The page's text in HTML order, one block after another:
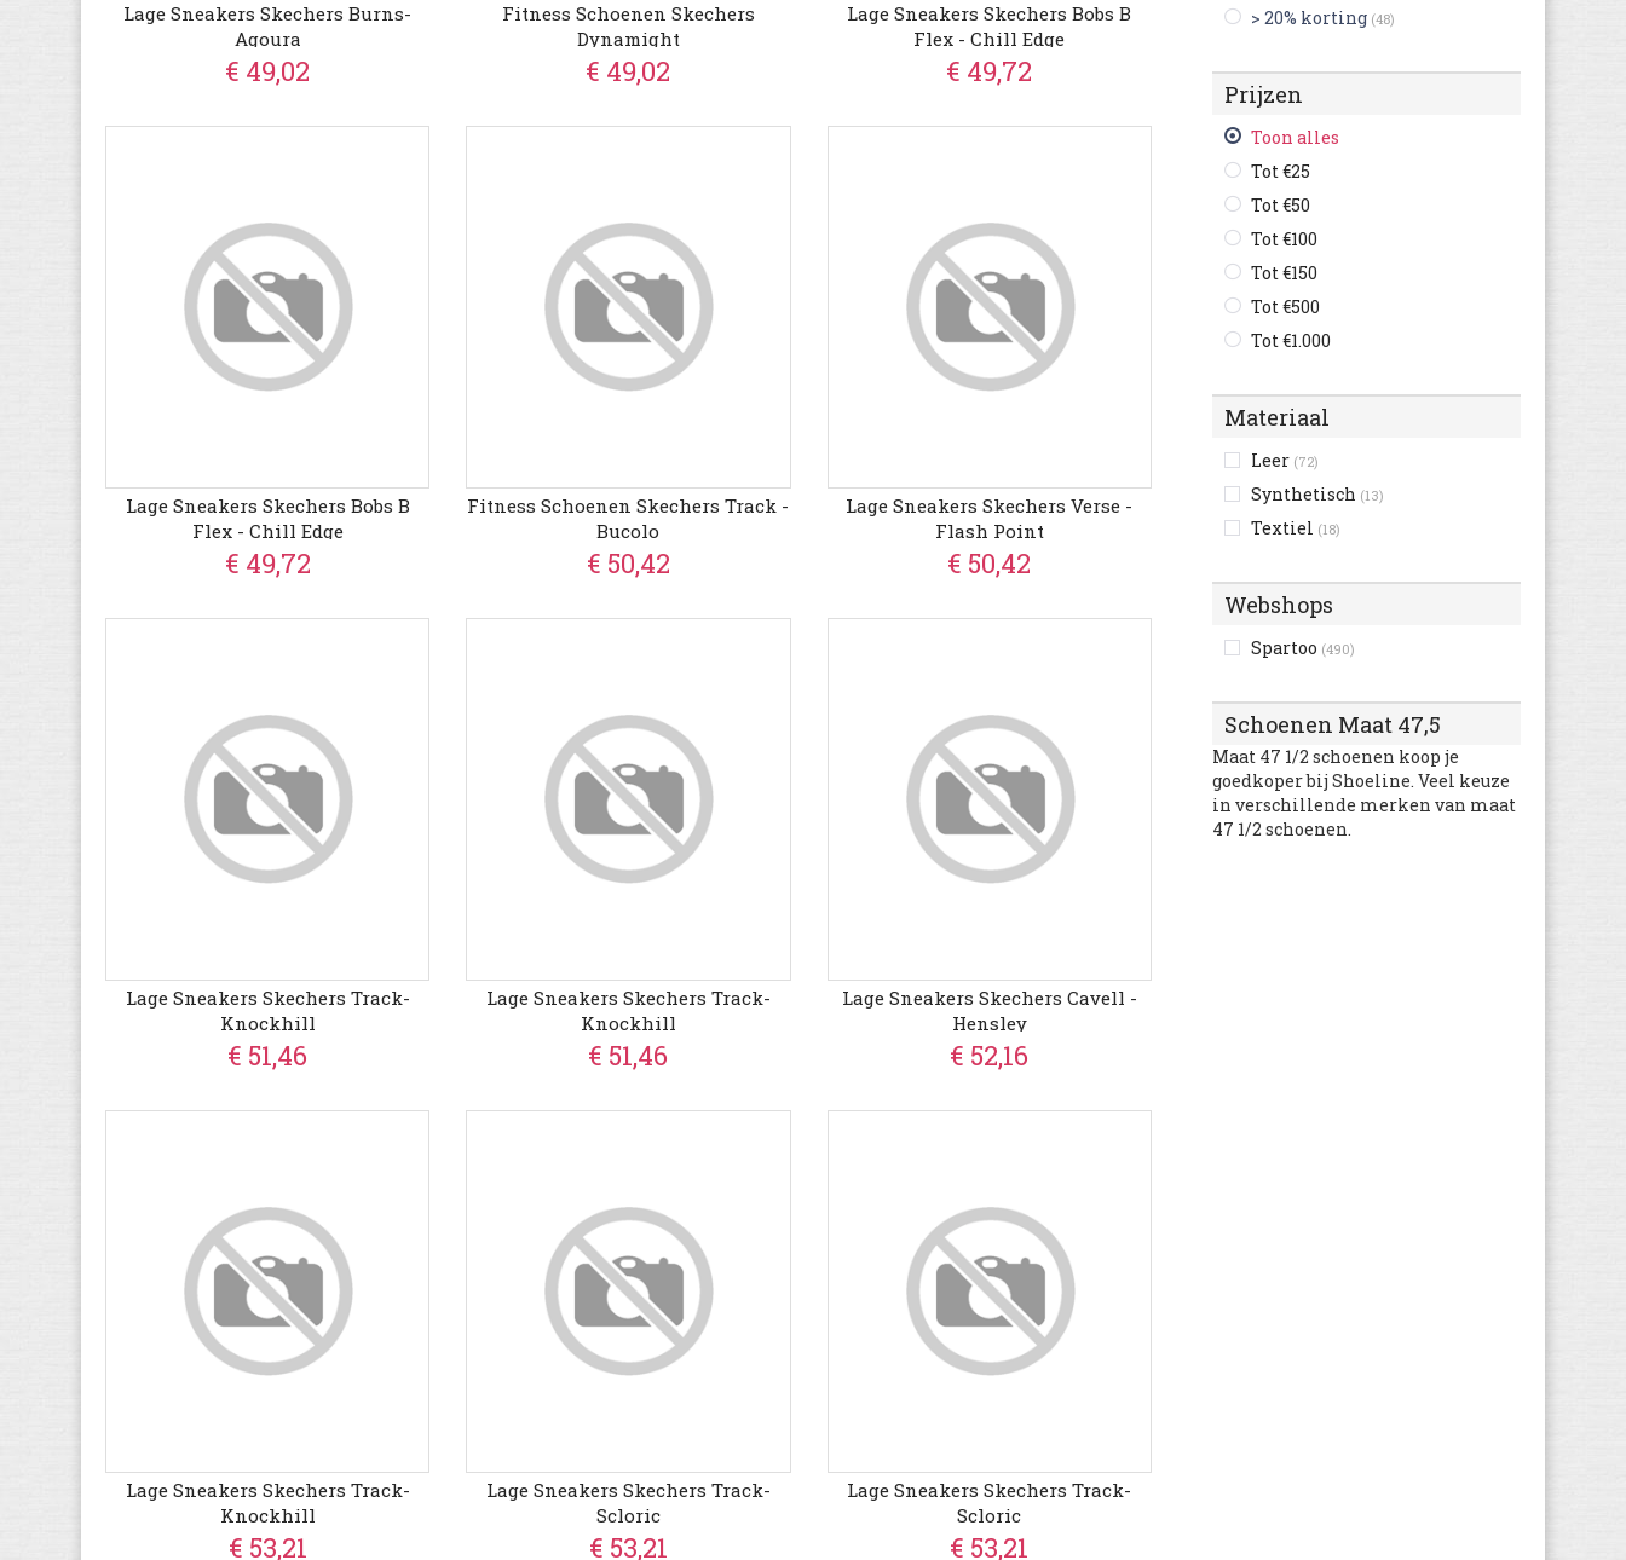
> 20% korting (48)
Prijzen
Toon alles
Tot €25
Tot €50
Tot €100
Tot €150
Tot €500
Tot €1.000
Materiaal
Leer (72)
Synthetisch (13)
Textiel (18)
Webshops
Spartoo (490)
Schoenen Maat 47,5
Maat 47 1/2 schoenen koop je
goedkoper bij Shoeline. Veel keuze
in verschillende merken van maat
47 1/2 schoenen.
Lage Sneakers Skechers Burns-
Agoura
€ 49,02
Fitness Schoenen Skechers
Dynamight
€ 49,02
Lage Sneakers Skechers Bobs B
Flex - Chill Edge
€ 49,72
Lage Sneakers Skechers Bobs B
Flex - Chill Edge
€ 49,72
Fitness Schoenen Skechers Track -
Bucolo
€ 50,42
Lage Sneakers Skechers Verse -
Flash Point
€ 50,42
Lage Sneakers Skechers Track-
Knockhill
€ 51,46
Lage Sneakers Skechers Track-
Knockhill
€ 51,46
Lage Sneakers Skechers Cavell -
Hensley
€ 52,16
Lage Sneakers Skechers Track-
Knockhill
€ 53,21
Lage Sneakers Skechers Track-
Scloric
€ 53,21
Lage Sneakers Skechers Track-
Scloric
€ 53,21